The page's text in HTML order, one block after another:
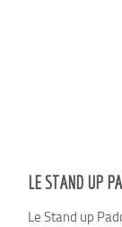
LE STAND UP
Le Stand up